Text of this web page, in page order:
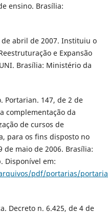
ensino. Brasília:
de abril de 2007. Instituiu o
e Expansão
Brasília: Ministério da
Portarian. 147, de 2 de
complementação da
de cursos de
para os fins disposto no
de maio de 2006. Brasília:
Disponível em:
pdf/portarias/
Decreto n. 6.425, de 4 de